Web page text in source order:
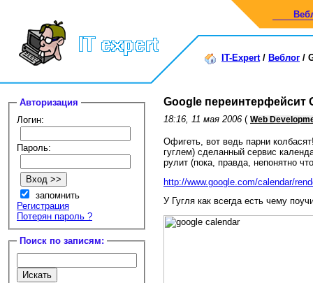
IT-Expert/ Веблог /
Авторизация
Логин:
Пароль:
запомнить
Регистрация
Потерян пароль ?
Поиск по записям:
Google переинтерфейсит
18:16, 11 мая 2006 ( Web
Офигеть, вот ведь парни
гуглем) сделанный сервис
рулит (пока, правда, непонятно
http://www.google.com/calendar/
У Гугля как всегда есть чему